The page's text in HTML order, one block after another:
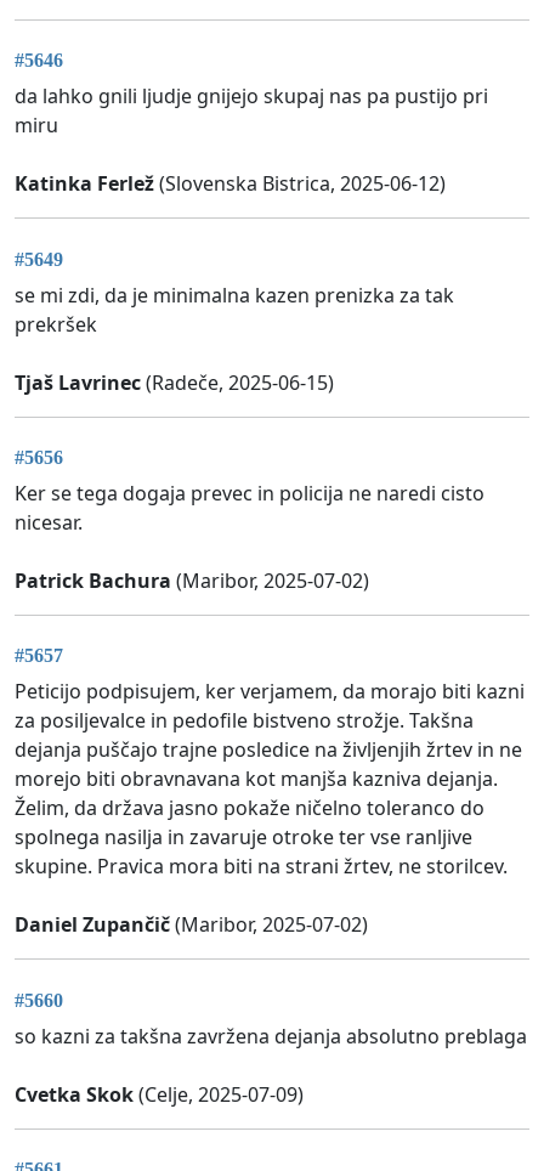
#5646
da lahko gnili ljudje gnijejo skupaj nas pa pustijo pri
miru
Katinka Ferlež(Slovenska Bistrica, 2025-06-12)
#5649
se mi zdi, da je minimalna kazen prenizka za tak
prekršek
Tjaš Lavrinec(Radeče, 2025-06-15)
#5656
Ker se tega dogaja prevec in policija ne naredi cisto
nicesar.
Patrick Bachura (Maribor, 2025-07-02)
#5657
Peticijo podpisujem, ker verjamem, da morajo biti kazni
za posiljevalce in pedofile bistveno strožje. Takšna
dejanja puščajo trajne posledice na življenjih žrtev in ne
morejo biti obravnavana kot manjša kazniva dejanja.
Želim, da država jasno pokaže ničelno toleranco do
spolnega nasilja in zavaruje otroke ter vse ranljive
skupine. Pravica mora biti na strani žrtev, ne storilcev.
Daniel Zupančič(Maribor, 2025-07-02)
#5660
so kazni za takšna zavržena dejanja absolutno preblaga
Cvetka Skok(Celje, 2025-07-09)